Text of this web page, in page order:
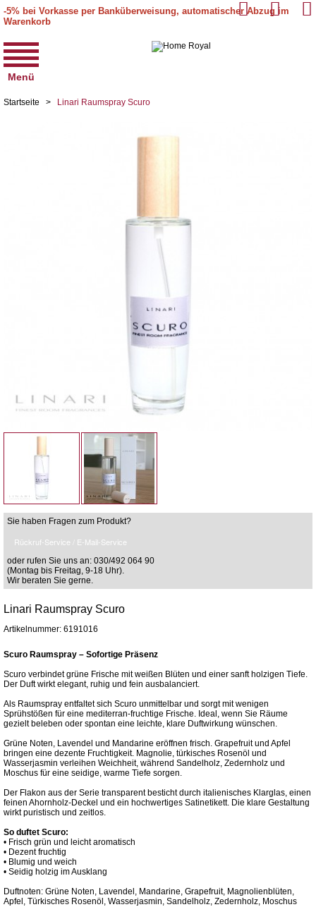
-5% bei Vorkasse per Banküberweisung, automatischer Abzug im
Warenkorb
Menü
Startseite > Linari Raumspray Scuro
Sie haben Fragen zum Produkt?
Rückruf-Service / E-Mail-Service
oder rufen Sie uns an: 030/492 064 90
(Montag bis Freitag, 9-18 Uhr).
Wir beraten Sie gerne.
Linari Raumspray Scuro
Artikelnummer: 6191016
Scuro Raumspray – Sofortige Präsenz
Scuro verbindet grüne Frische mit weißen Blüten und einer sanft holzigen Tiefe.
Der Duft wirkt elegant, ruhig und fein ausbalanciert.
Als Raumspray entfaltet sich Scuro unmittelbar und sorgt mit wenigen
Sprühstößen für eine mediterran-fruchtige Frische. Ideal, wenn Sie Räume
gezielt beleben oder spontan eine leichte, klare Duftwirkung wünschen.
Grüne Noten, Lavendel und Mandarine eröffnen frisch. Grapefruit und Apfel
bringen eine dezente Fruchtigkeit. Magnolie, türkisches Rosenöl und
Wasserjasmin verleihen Weichheit, während Sandelholz, Zedernholz und
Moschus für eine seidige, warme Tiefe sorgen.
Der Flakon aus der Serie transparent besticht durch italienisches Klarglas, einen
feinen Ahornholz-Deckel und ein hochwertiges Satinetikett. Die klare Gestaltung
wirkt puristisch und zeitlos.
So duftet Scuro:
• Frisch grün und leicht aromatisch
• Dezent fruchtig
• Blumig und weich
• Seidig holzig im Ausklang
Duftnoten: Grüne Noten, Lavendel, Mandarine, Grapefruit, Magnolienblüten,
Apfel, Türkisches Rosenöl, Wasserjasmin, Sandelholz, Zedernholz, Moschus